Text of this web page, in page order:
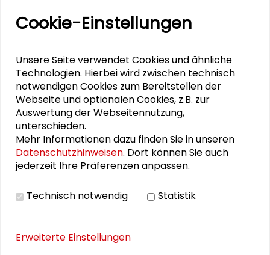
Programm des Hessischen Ministeriums für
Arbeit und Integration, Jugend und Soziales
Personen im Kontext
Alexander Gemeinhardt
Lena Koch
Cookie-Einstellungen
Unsere Seite verwendet Cookies und ähnliche
Technologien. Hierbei wird zwischen technisch
notwendigen Cookies zum Bereitstellen der
Webseite und optionalen Cookies, z.B. zur
Auswertung der Webseitennutzung,
unterschieden.
Mehr Informationen dazu finden Sie in unseren
Datenschutzhinweisen. Dort können Sie auch
jederzeit Ihre Präferenzen anpassen.
Technisch notwendig Statistik
Erweiterte Einstellungen